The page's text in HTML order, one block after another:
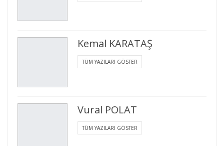
Kemal KARATAŞ
TÜM YAZILARI GÖSTER
Vural POLAT
TÜM YAZILARI GÖSTER